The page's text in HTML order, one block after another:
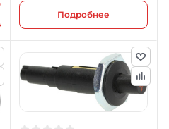
Подробнее